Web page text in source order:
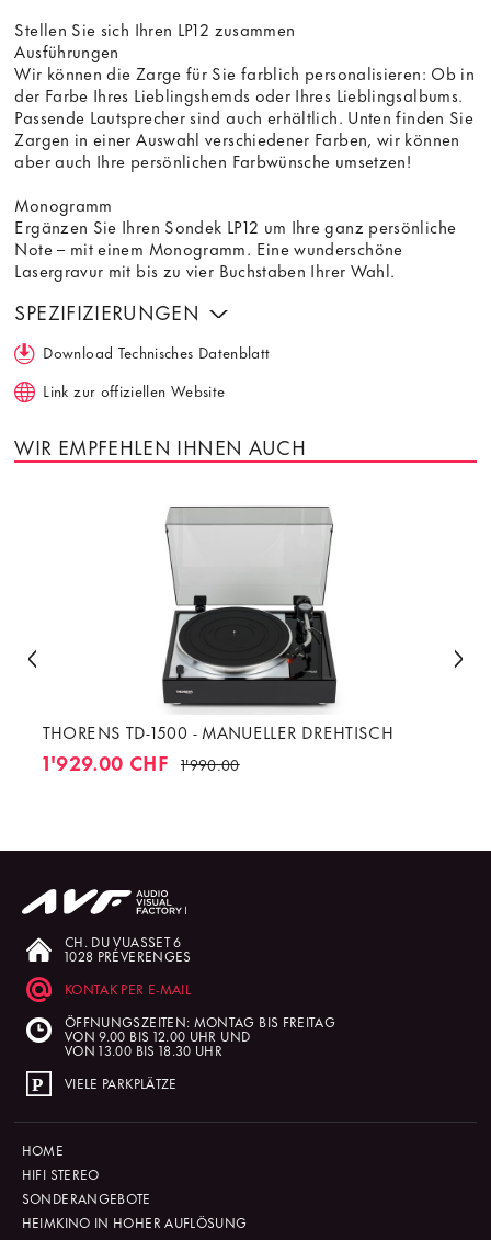
Stellen Sie sich Ihren LP12 zusammen
Ausführungen
Wir können die Zarge für Sie farblich personalisieren: Ob in
der Farbe Ihres Lieblingshemds oder Ihres Lieblingsalbums.
Passende Lautsprecher sind auch erhältlich. Unten finden Sie
Zargen in einer Auswahl verschiedener Farben, wir können
aber auch Ihre persönlichen Farbwünsche umsetzen!
Monogramm
Ergänzen Sie Ihren Sondek LP12 um Ihre ganz persönliche
Note – mit einem Monogramm. Eine wunderschöne
Lasergravur mit bis zu vier Buchstaben Ihrer Wahl.
SPEZIFIZIERUNGEN
Download Technisches Datenblatt
Link zur offiziellen Website
WIR EMPFEHLEN IHNEN AUCH
THORENS TD-1500 - MANUELLER DREHTISCH
1'929.00 CHF 1'990.00
CH. DU VUASSET 6
1028 PRÉVERENGES
KONTAK PER E-MAIL
ÖFFNUNGSZEITEN: MONTAG BIS FREITAG
VON 9.00 BIS 12.00 UHR UND
VON 13.00 BIS 18.30 UHR
VIELE PARKPLÄTZE
HOME
HIFI STEREO
SONDERANGEBOTE
HEIMKINO IN HOHER AUFLÖSUNG